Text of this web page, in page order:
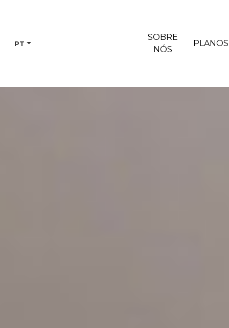
PT
SOBRE
NÓS
PLANOS